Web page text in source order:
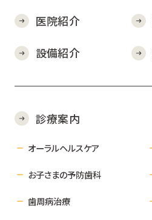
医院紹介
設備紹介
診療案内
オーラルヘルスケア
お子さまの予防歯科
歯周病治療